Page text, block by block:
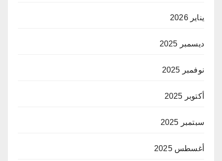
يناير 2026
ديسمبر 2025
نوفمبر 2025
أكتوبر 2025
سبتمبر 2025
أغسطس 2025